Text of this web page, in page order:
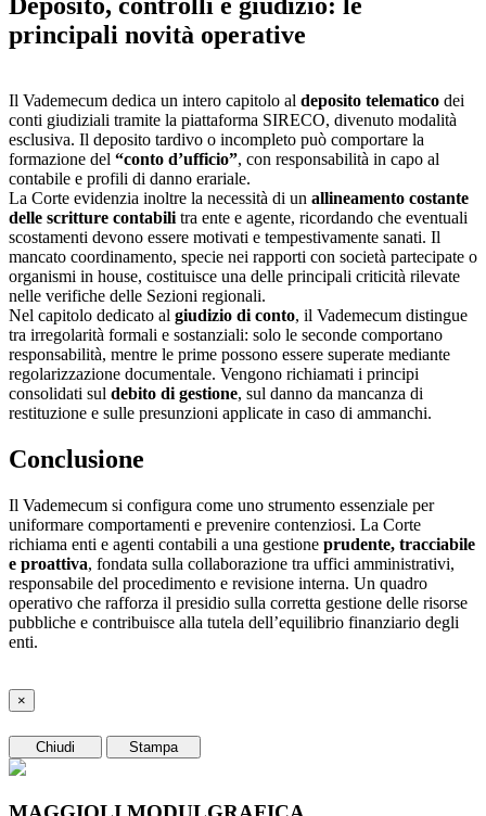
Deposito, controlli e giudizio: le
principali novità operative
Il Vademecum dedica un intero capitolo al deposito telematico dei
conti giudiziali tramite la piattaforma SIRECO, divenuto modalità
esclusiva. Il deposito tardivo o incompleto può comportare la
formazione del “conto d’ufficio”, con responsabilità in capo al
contabile e profili di danno erariale.
La Corte evidenzia inoltre la necessità di un allineamento costante
delle scritture contabili tra ente e agente, ricordando che eventuali
scostamenti devono essere motivati e tempestivamente sanati. Il
mancato coordinamento, specie nei rapporti con società partecipate o
organismi in house, costituisce una delle principali criticità rilevate
nelle verifiche delle Sezioni regionali.
Nel capitolo dedicato al giudizio di conto, il Vademecum distingue
tra irregolarità formali e sostanziali: solo le seconde comportano
responsabilità, mentre le prime possono essere superate mediante
regolarizzazione documentale. Vengono richiamati i principi
consolidati sul debito di gestione, sul danno da mancanza di
restituzione e sulle presunzioni applicate in caso di ammanchi.
Conclusione
Il Vademecum si configura come uno strumento essenziale per
uniformare comportamenti e prevenire contenziosi. La Corte
richiama enti e agenti contabili a una gestione prudente, tracciabile
e proattiva, fondata sulla collaborazione tra uffici amministrativi,
responsabile del procedimento e revisione interna. Un quadro
operativo che rafforza il presidio sulla corretta gestione delle risorse
pubbliche e contribuisce alla tutela dell’equilibrio finanziario degli
enti.
×
Chiudi Stampa